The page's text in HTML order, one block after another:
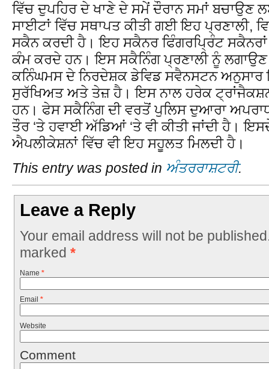
ਵਿੱਚ ਦੁਪਹਿਰ ਦੇ ਖਾਣੇ ਦੇ ਸਮੇਂ ਦੌਰਾਨ ਸਮਾਂ
ਸਾਈਟਾਂ ਵਿੱਚ ਸਥਾਪਤ ਕੀਤੀ ਗਈ ਇਹ ਪ੍ਰਣਾਲੀ,
ਸਕੈਨ ਕਰਦੀ ਹੈ। ਇਹ ਸਕੈਨਰ ਫਿੰਗਰਪ੍ਰਿੰਟ ਸਕੈਨਰਾਂ
ਕੰਮ ਕਰਦੇ ਹਨ। ਇਸ ਸਕੈਨਿੰਗ ਪ੍ਰਣਾਲੀ ਨੂੰ ਲਗਾਉਣ
ਕਨਿੰਘਮਸ ਦੇ ਨਿਰਦੇਸ਼ਕ ਡੇਵਿਡ ਸਵੈਨਸਟਨ
ਸੁਰੱਖਿਅਤ ਅਤੇ ਤੇਜ਼ ਹੈ। ਇਸ ਨਾਲ ਹਰੇਕ
ਹਨ। ਫੇਸ ਸਕੈਨਿੰਗ ਦੀ ਵਰਤੋਂ ਪੁਲਿਸ ਦੁਆਰਾ
ਤੌਰ ‘ਤੇ ਹਵਾਈ ਅੱਡਿਆਂ ‘ਤੇ ਵੀ ਕੀਤੀ ਜਾਂਦੀ ਹੈ।
ਐਪਲੀਕੇਸ਼ਨਾਂ ਵਿੱਚ ਵੀ ਇਹ ਸਹੂਲਤ ਮਿਲਦੀ ਹੈ।
This entry was posted in ਅੰਤਰਰਾਸ਼ਟਰੀ.
Leave a Reply
Your email address will not be
marked *
Name *
Email *
Website
Comment